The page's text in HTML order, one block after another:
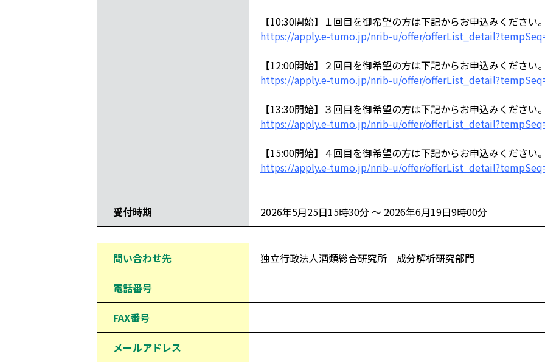
【10:30開始】１回目を御希望の方は下記からお申込みください。
https://apply.e-tumo.jp/nrib-u/offer/
【12:00開始】２回目を御希望の方は下記からお申込みください。
https://apply.e-tumo.jp/nrib-u/offer/
【13:30開始】３回目を御希望の方は下記からお申込みください。
https://apply.e-tumo.jp/nrib-u/offer/
【15:00開始】４回目を御希望の方は下記からお申込みください。
https://apply.e-tumo.jp/nrib-u/offer/
受付時期 2026年5月25日15時30分 ～ 2026年6月19日9時00分
問い合わせ先 独立行政法人酒類総合研究所 成分解析研究部門
電話番号
FAX番号
メールアドレス